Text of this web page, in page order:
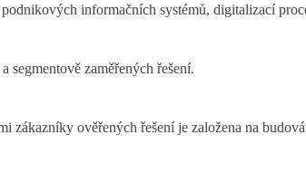
informačních systémů, digitalizací
segmentově zaměřených řešení.
zákazníky ověřených řešení je založena na